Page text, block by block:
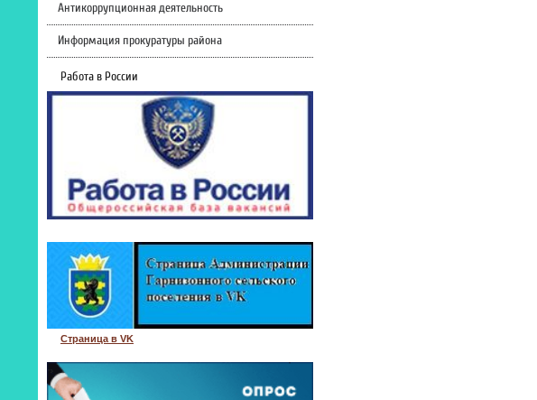
Антикоррупционная деятельность
Информация прокуратуры района
Работа в России
Страница в VK